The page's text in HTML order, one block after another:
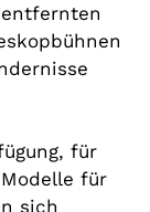
für
für
sich